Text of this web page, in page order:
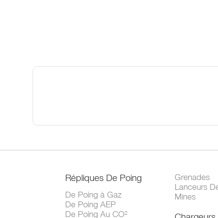
Répliques De Poing
De Poing à Gaz
De Poing AEP
De Poing Au CO²
Grenades
Lanceurs
Mines